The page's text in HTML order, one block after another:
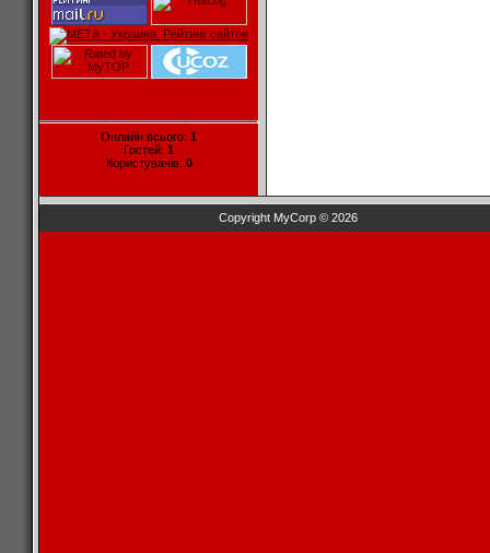
Онлайн всього: 1
Гостей: 1
Користувачів: 0
Copyright MyCorp © 2026